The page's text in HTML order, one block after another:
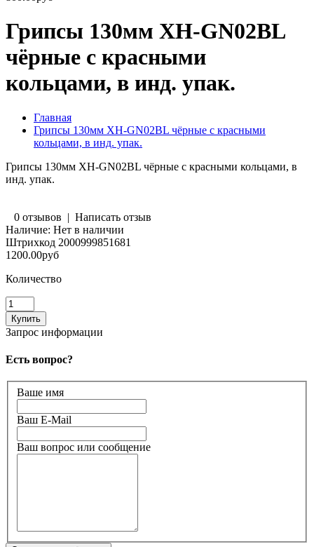
Грипсы 130мм XH-GN02BL
чёрные с красными
кольцами, в инд. упак.
Главная
Грипсы 130мм XH-GN02BL чёрные с красными
кольцами, в инд. упак.
Грипсы 130мм XH-GN02BL чёрные с красными кольцами, в
инд. упак.
0 отзывов | Написать отзыв
Наличие: Нет в наличии
Штрихкод 2000999851681
1200.00руб
Количество
Запрос информации
Есть вопрос?
Ваше имя
Ваш E-Mail
Ваш вопрос или сообщение